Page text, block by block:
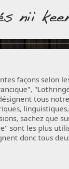
façons selon
tous notre
linguistiques,
sachez que
sont les plus
donc tous